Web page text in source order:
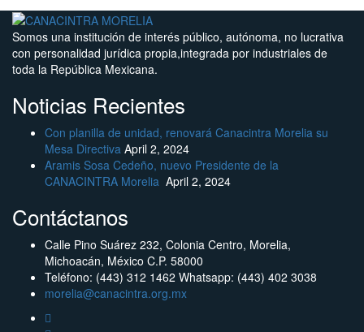
Somos una institución de interés público, autónoma, no lucrativa
con personalidad jurídica propia,integrada por industriales de
toda la República Mexicana.
Noticias Recientes
Con planilla de unidad, renovará Canacintra Morelia su
Mesa Directiva April 2, 2024
Aramis Sosa Cedeño, nuevo Presidente de la
CANACINTRA Morelia April 2, 2024
Contáctanos
Calle Pino Suárez 232, Colonia Centro, Morelia,
Michoacán, México C.P. 58000
Teléfono: (443) 312 1462 Whatsapp: (443) 402 3038
morelia@canacintra.org.mx